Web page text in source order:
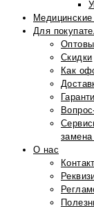
Для
Скидки
Как
О нас